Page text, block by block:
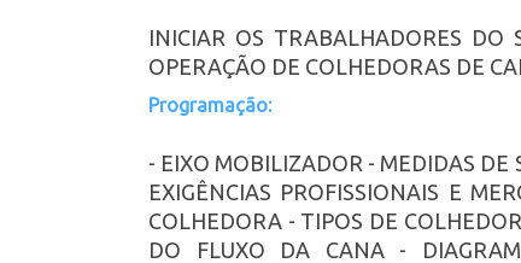
INICIAR OS TRABALHADORES DO
OPERAÇÃO DE COLHEDORAS DE
Programação:
- EIXO MOBILIZADOR - MEDIDAS
EXIGÊNCIAS PROFISSIONAIS E
COLHEDORA - TIPOS DE
DO FLUXO DA CANA -